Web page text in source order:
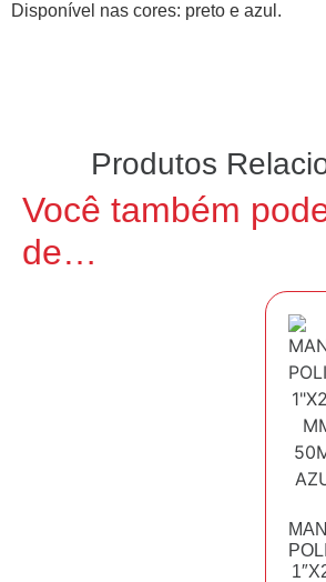
Disponível nas cores: preto e azul.
Produtos
Você também
de…